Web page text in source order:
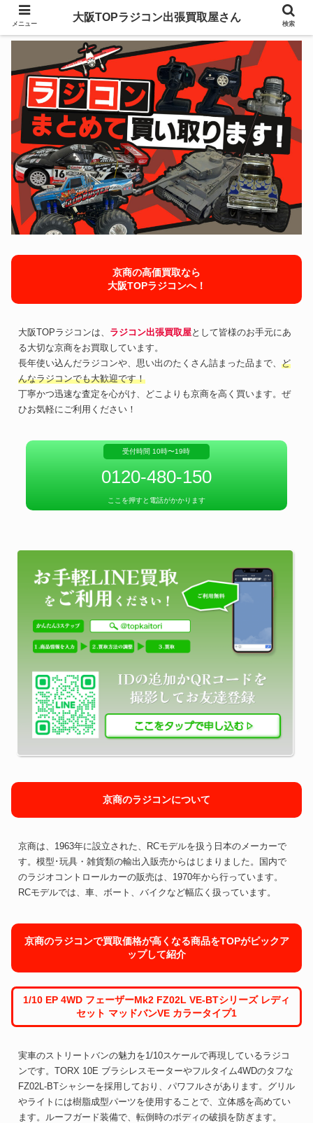
京商の高価買取なら
大阪TOPラジコンへ！
大阪TOPラジコンは、 ラジコン出張買取屋として皆様のお手元にあ
る大切な京商をお買取しています。
長年使い込んだラジコンや、思い出のたくさん詰まった品まで、 ど
んなラジコンでも大歓迎です！
丁寧かつ迅速な査定を心がけ、どこよりも京商を高く買います。ぜ
ひお気軽にご利用ください！
受付時間 10時〜19時
0120-480-150
ここを押すと電話がかかります
京商のラジコンについて
京商は、1963年に設立された、RCモデルを扱う日本のメーカーで
す。模型･玩具・雑貨類の輸出入販売からはじまりました。国内で
のラジオコントロールカーの販売は、1970年から行っています。
RCモデルでは、車、ボート、バイクなど幅広く扱っています。
京商のラジコンで買取価格が高くなる商品をTOPがピックア
ップして紹介
1/10 EP 4WD フェーザーMk2 FZ02L VE-BTシリーズ レディ
セット マッドバンVE カラータイプ1
実車のストリートバンの魅力を1/10スケールで再現しているラジコ
ンです。TORX 10E ブラシレスモーターやフルタイム4WDのタフな
FZ02L-BTシャシーを採用しており、パワフルさがあります。グリル
やライトには樹脂成型パーツを使用することで、立体感を高めてい
ます。ルーフガード装備で、転倒時のボディの破損を防ぎます。
メニュー
大阪TOPラジコン出張買取屋さん
検索